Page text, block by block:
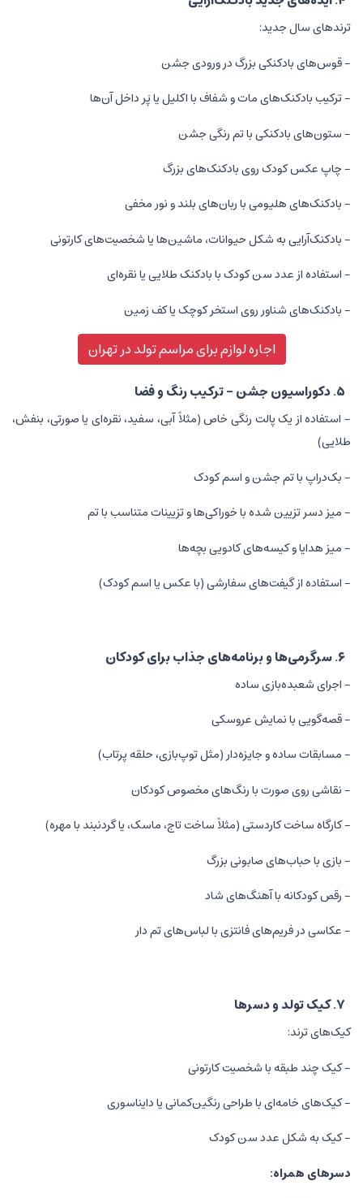
ترندهای سال جدید:
- قوس‌های بادکنکی بزرگ در ورودی جشن
- ترکیب بادکنک‌های مات و شفاف با اکلیل یا پَر داخل آن‌ها
- ستون‌های بادکنکی با تم رنگی جشن
- چاپ عکس کودک روی بادکنک‌های بزرگ
- بادکنک‌های هلیومی با ربان‌های بلند و نور مخفی
- بادکنک‌آرایی به شکل حیوانات، ماشین‌ها یا شخصیت‌های کارتونی
- استفاده از عدد سن کودک با بادکنک طلایی یا نقره‌ای
- بادکنک‌های شناور روی استخر کوچک یا کف زمین
اجاره لوازم برای مراسم تولد در تهران
- استفاده از یک پالت رنگی خاص (مثلاً آبی، سفید، نقره‌ای یا صورتی، بنفش،
طلایی)
- بک‌دراپ با تم جشن و اسم کودک
- میز دسر تزیین شده با خوراکی‌ها و تزیینات متناسب با تم
- میز هدایا و کیسه‌های کادویی بچه‌ها
- استفاده از گیفت‌های سفارشی (با عکس یا اسم کودک)
- اجرای شعبده‌بازی ساده
- قصه‌گویی با نمایش عروسکی
- مسابقات ساده و جایزه‌دار (مثل توپ‌بازی، حلقه پرتاب)
- نقاشی روی صورت با رنگ‌های مخصوص کودکان
- کارگاه ساخت کاردستی (مثلاً ساخت تاج، ماسک، یا گردنبند با مهره)
- بازی با حباب‌های صابونی بزرگ
- رقص کودکانه با آهنگ‌های شاد
- عکاسی در فریم‌های فانتزی با لباس‌های تم دار
کیک‌های ترند:
- کیک چند طبقه با شخصیت کارتونی
- کیک‌های خامه‌ای با طراحی رنگین‌کمانی یا دایناسوری
- کیک به شکل عدد سن کودک
دسرهای همراه: